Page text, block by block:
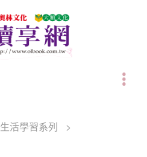
生活學習系列
>